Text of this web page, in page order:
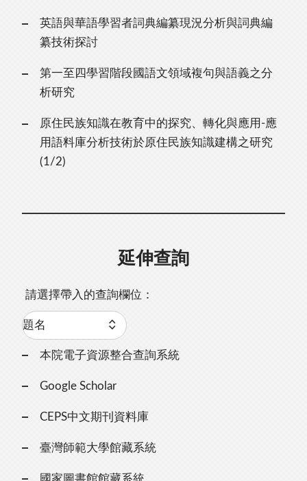
英語與華語學習者詞典編纂現況分析與詞典編
纂技術探討
第一至四學習階段國語文領域複句與語義之分
析研究
原住民族知識在教育中的探究、轉化與應用-應
用語料庫分析技術於原住民族知識建構之研究
(1/2)
延伸查詢
請選擇帶入的查詢欄位：
本院電子資源整合查詢系統
Google Scholar
CEPS中文期刊資料庫
臺灣師範大學館藏系統
國家圖書館館藏系統